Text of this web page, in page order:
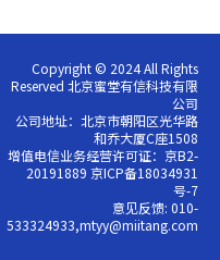
Copyright © 2024 All Rights
Reserved 北京蜜堂有信科技有限
公司
公司地址：北京市朝阳区光华路
和乔大厦C座1508
增值电信业务经营许可证：京B2-
20191889 京ICP备18034931
号-7
意见反馈: 010-
533324933,mtyy@miitang.com